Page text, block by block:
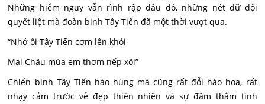
Những hiểm nguy vẫn rình rập đâu đó, những nét dữ dội
quyết liệt mà đoàn binh Tây Tiến đã một thời vượt qua.
“Nhớ ôi Tây Tiến cơm lên khói
Mai Châu mùa em thơm nếp xôi”
Chiến binh Tây Tiến hào hùng mà cũng rất đỗi hào hoa, rất
nhạy cảm trước vẻ đẹp thiên nhiên và sự đằm thắm tình